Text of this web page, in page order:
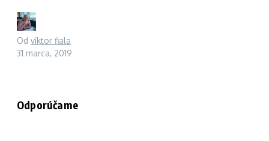
Od viktor fiala
31 marca, 2019
Odporúčame